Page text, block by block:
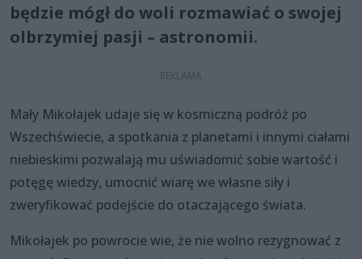
będzie mógł do woli rozmawiać o swojej
olbrzymiej pasji – astronomii.
Mały Mikołajek udaje się w kosmiczną podróż po
Wszechświecie, a spotkania z planetami i innymi ciałami
niebieskimi pozwalają mu uświadomić sobie wartość i
potęgę wiedzy, umocnić wiarę we własne siły i
zweryfikować podejście do otaczającego świata.
Mikołajek po powrocie wie, że nie wolno rezygnować z